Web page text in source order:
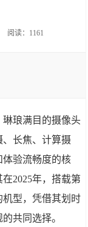
阅读：1161
琳琅满目的摄像头
长焦、计算摄
验流畅度的核
2025年，搭载第
机型，凭借其划时
共同选择。